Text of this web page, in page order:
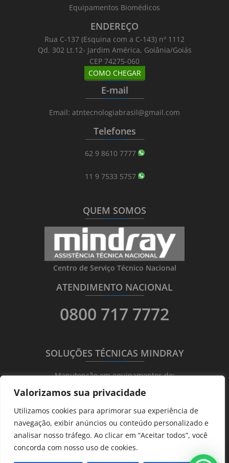
Valorizamos sua privacidade
Utilizamos cookies para aprimorar sua experiência de
navegação, exibir anúncios ou conteúdo personalizado e
analisar nosso tráfego. Ao clicar em “Aceitar todos”, você
concorda com nosso uso de cookies.
Equipamentos Biomédicos
ENDEREÇO
Rua C-137 (Esquina com a C-143) nº 1112
Qd. 302 Lt.12- Jardim América, Goiânia/Goiás
CEP 74275-060
COMO CHEGAR
_______________________
E-mail
_______________________
Email: atntecnologiabrasil@gmail.com
Telefones
_______________________
62 9 8610 7777
11 9 7533 5757
QUEM SOMOS
_______________________
Centro de Serviço Técnico Nacional
ATENDIMENTO NACIONAL
_______________________
0800 717 7772
SOLUÇÕES TÉCNICAS MINDRAY
_______________________
Manutenção em equipamentos de:
Ultrassonografia
Ecocardiografia
Transdutores
Hematológicos